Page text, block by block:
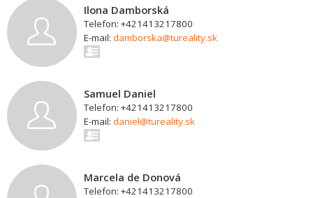
Ilona Damborská
Telefon: +421413217800
E-mail: damborska@tureality.sk
Samuel Daniel
Telefon: +421413217800
E-mail: daniel@tureality.sk
Marcela de Donová
Telefon: +421413217800